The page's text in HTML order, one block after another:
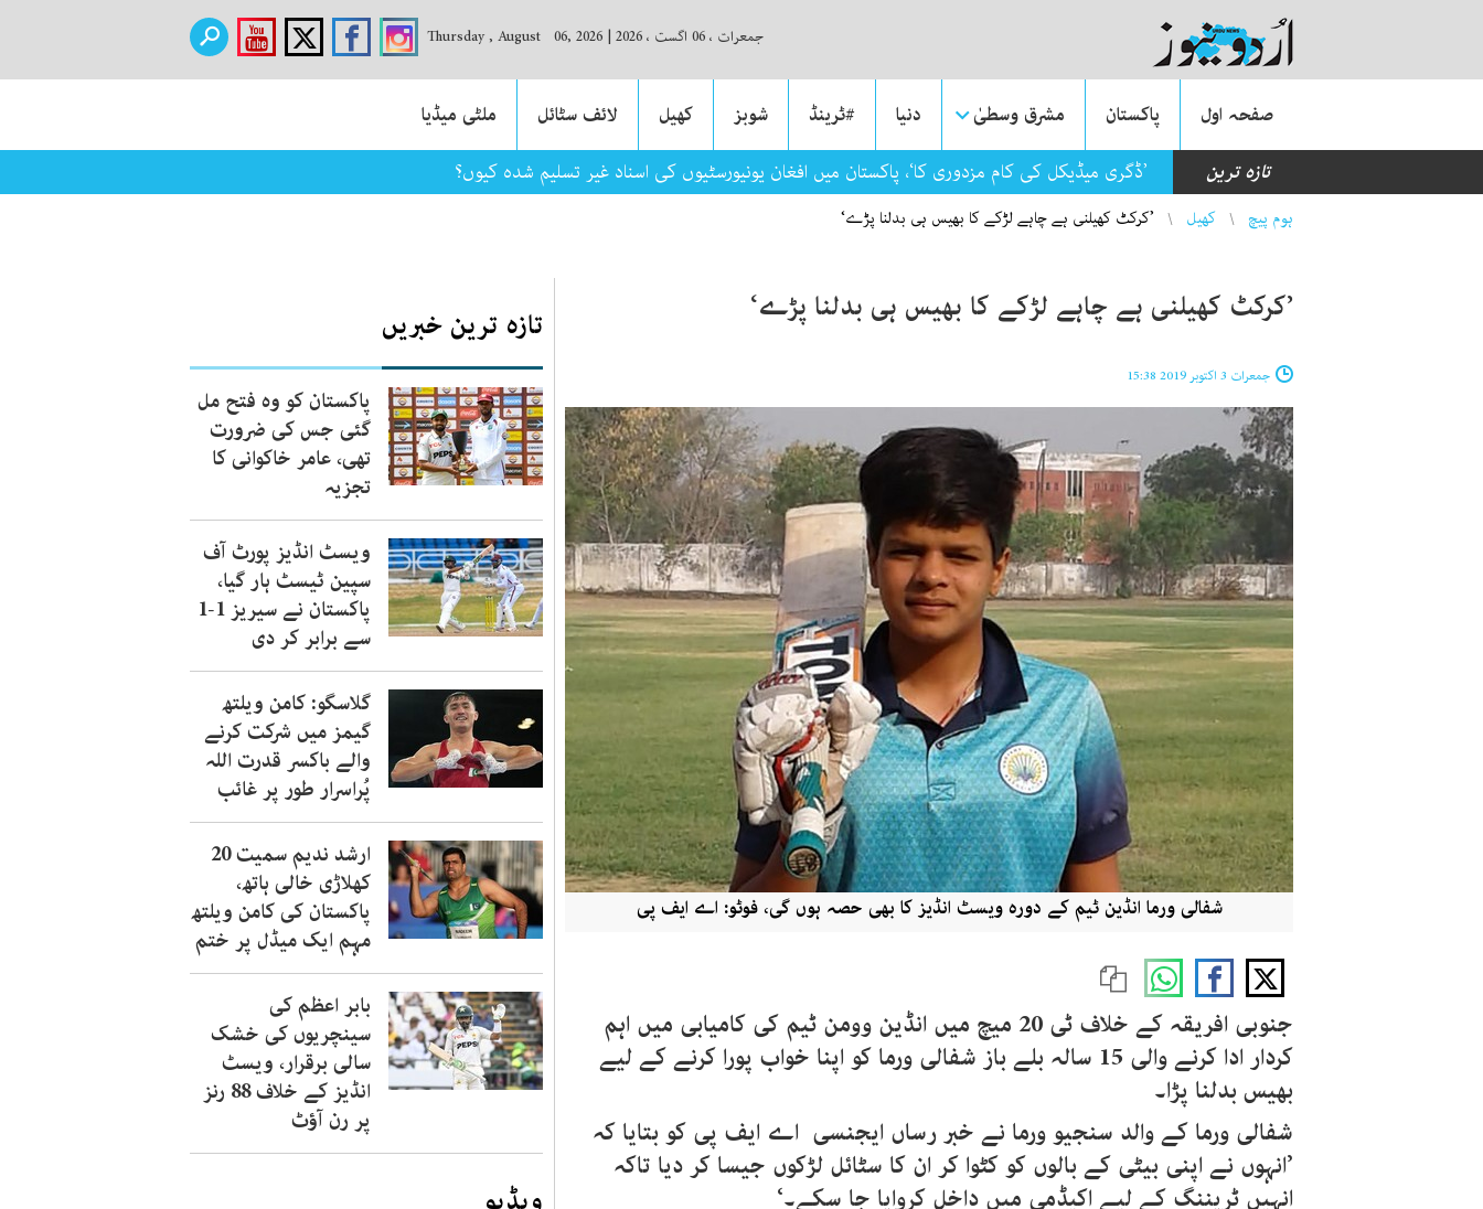
جمعرات ، 06 اگست ، 2026 |
Thursday , August 06, 2026
صفحہ اول پاکستان مشرق وسطیٰ دنیا #ٹرینڈ شوبز کھیل لائف سٹائل
ملٹی میڈیا
تازہ ترین
’ڈگری میڈیکل کی کام مزدوری کا‘، پاکستان میں افغان یونیورسٹیوں کی اسناد غیر تسلیم شدہ کیوں؟
You are here
ہوم پیچ کھیل ’کرکٹ کھیلنی ہے چاہے لڑکے کا بھیس ہی بدلنا پڑے‘
’کرکٹ کھیلنی ہے چاہے لڑکے کا بھیس ہی بدلنا پڑے‘
جمعرات 3 اکتوبر 2019 15:38
شفالی ورما انڈین ٹیم کے دورہ ویسٹ انڈیز کا بھی حصہ ہوں گی، فوٹو: اے ایف پی
جنوبی افریقہ کے خلاف ٹی 20 میچ میں انڈین وومن ٹیم کی کامیابی میں اہم
کردار ادا کرنے والی 15 سالہ بلے باز شفالی ورما کو اپنا خواب پورا کرنے کے لیے
بھیس بدلنا پڑا۔
شفالی ورما کے والد سنجیو ورما نے خبر رساں ایجنسی اے ایف پی کو بتایا کہ
’انہوں نے اپنی بیٹی کے بالوں کو کٹوا کر ان کا سٹائل لڑکوں جیسا کر دیا تاکہ
انہیں ٹریننگ کے لیے اکیڈمی میں داخل کروایا جا سکے۔‘
تازہ ترین خبریں
پاکستان کو وہ فتح مل
گئی جس کی ضرورت
تھی، عامر خاکوانی کا
تجزیہ
ویسٹ انڈیز پورٹ آف
سپین ٹیسٹ ہار گیا،
پاکستان نے سیریز 1-1
سے برابر کر دی
گلاسگو: کامن ویلتھ
گیمز میں شرکت کرنے
والے باکسر قدرت اللہ
پُراسرار طور پر غائب
ارشد ندیم سمیت 20
کھلاڑی خالی ہاتھ،
پاکستان کی کامن ویلتھ
مہم ایک میڈل پر ختم
بابر اعظم کی
سینچریوں کی خشک
سالی برقرار، ویسٹ
انڈیز کے خلاف 88 رنز
پر رن آؤٹ